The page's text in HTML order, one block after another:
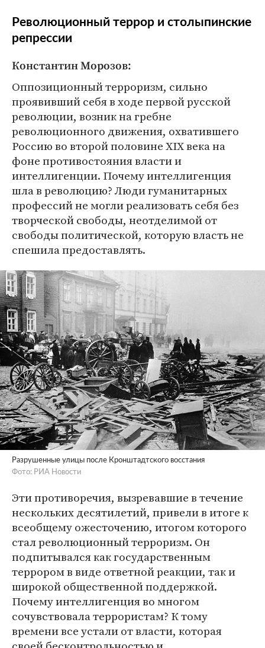
Революционный террор и столыпинские
репрессии
Константин Морозов:
Оппозиционный терроризм, сильно
проявивший себя в ходе первой русской
революции, возник на гребне
революционного движения, охватившего
Россию во второй половине XIX века на
фоне противостояния власти и
интеллигенции. Почему интеллигенция
шла в революцию? Люди гуманитарных
профессий не могли реализовать себя без
творческой свободы, неотделимой от
свободы политической, которую власть не
спешила предоставлять.
Разрушенные улицы после Кронштадтского восстания
Фото: РИА Новости
Эти противоречия, вызревавшие в течение
нескольких десятилетий, привели в итоге к
всеобщему ожесточению, итогом которого
стал революционный терроризм. Он
подпитывался как государственным
террором в виде ответной реакции, так и
широкой общественной поддержкой.
Почему интеллигенция во многом
сочувствовала террористам? К тому
времени все устали от власти, которая